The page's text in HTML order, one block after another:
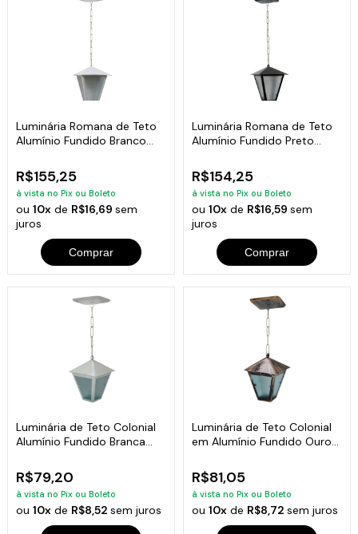
Luminária Romana de Teto
Alumínio Fundido Branco
R$155,25
à vista no Pix ou Boleto
ou10x de R$16,69sem
juros
Comprar
Luminária Romana de Teto
Alumínio Fundido Preto
R$154,25
à vista no Pix ou Boleto
ou 10xde R$16,59 sem
juros
Comprar
Luminária de Teto Colonial
Alumínio Fundido Branca
R$79,20
à vista no Pix ou Boleto
ou10x de R$8,52sem juros
Luminária de Teto Colonial
em Alumínio Fundido Ouro
R$81,05
à vista no Pix ou Boleto
ou 10xde R$8,72 sem juros